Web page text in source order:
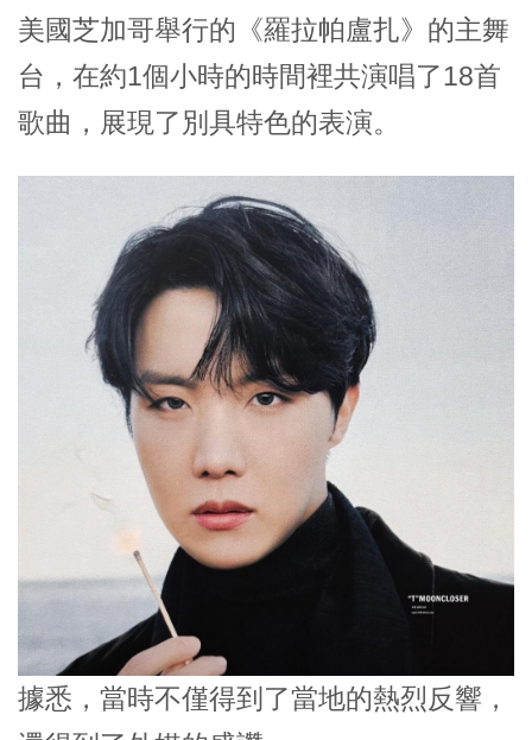
美國芝加哥舉行的《羅拉帕盧扎》的主舞
台，在約1個小時的時間裡共演唱了18首
歌曲，展現了別具特色的表演。
據悉，當時不僅得到了當地的熱烈反響，